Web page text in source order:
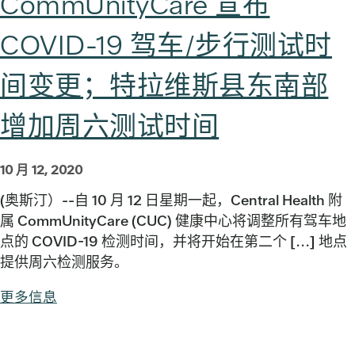
COVID-19 驾车/步行测试时
间变更；特拉维斯县东南部
增加周六测试时间
10 月 12, 2020
(奥斯汀）--自 10 月 12 日星期一起，Central Health 附
属 CommUnityCare (CUC) 健康中心将调整所有驾车地
点的 COVID-19 检测时间，并将开始在第二个 [...] 地点
提供周六检测服务。
更多信息